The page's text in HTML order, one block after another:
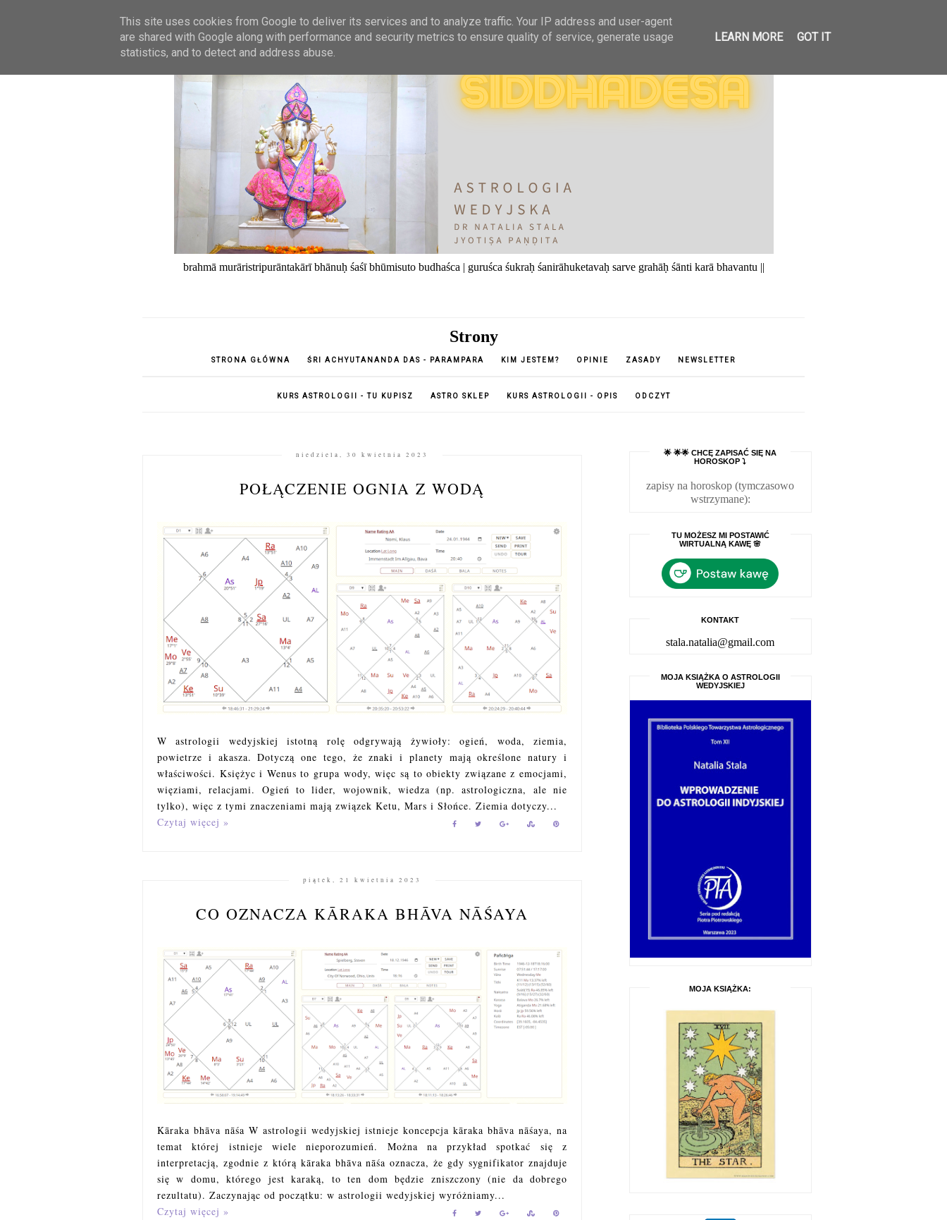
brahmā murāristripurāntakārī bhānuḥ śaśī bhūmisuto budhaśca | guruśca śukraḥ śanirāhuketavaḥ sarve grahāḥ śānti karā bhavantu ||
Strony
STRONA GŁÓWNA ŚRI ACHYUTANANDA DAS - PARAMPARA KIM JESTEM? OPINIE ZASADY NEWSLETTER
KURS ASTROLOGII - TU KUPISZ ASTRO SKLEP KURS ASTROLOGII - OPIS ODCZYT
niedziela, 30 kwietnia 2023
POŁĄCZENIE OGNIA Z WODĄ
W astrologii wedyjskiej istotną rolę odgrywają żywioły: ogień, woda, ziemia,
powietrze i akasza. Dotyczą one tego, że znaki i planety mają określone natury i
właściwości. Księżyc i Wenus to grupa wody, więc są to obiekty związane z emocjami,
więziami, relacjami. Ogień to lider, wojownik, wiedza (np. astrologiczna, ale nie
tylko), więc z tymi znaczeniami mają związek Ketu, Mars i Słońce. Ziemia dotyczy...
Czytaj więcej »
piątek, 21 kwietnia 2023
CO OZNACZA KĀRAKA BHĀVA NĀŚAYA
Kāraka bhāva nāśa W astrologii wedyjskiej istnieje koncepcja kāraka bhāva nāśaya, na
temat której istnieje wiele nieporozumień. Można na przykład spotkać się z
interpretacją, zgodnie z którą kāraka bhāva nāśa oznacza, że gdy sygnifikator znajduje
się w domu, którego jest karaką, to ten dom będzie zniszczony (nie da dobrego
rezultatu). Zaczynając od początku: w astrologii wedyjskiej wyróżniamy...
Czytaj więcej »
🌟 🌟🌟 CHCĘ ZAPISAĆ SIĘ NA
HOROSKOP ⤵
zapisy na horoskop (tymczasowo
wstrzymane):
TU MOŻESZ MI POSTAWIĆ
WIRTUALNĄ KAWĘ 🌸
KONTAKT
stala.natalia@gmail.com
MOJA KSIĄŻKA O ASTROLOGII
WEDYJSKIEJ
MOJA KSIĄŻKA:
This site uses cookies from Google to deliver its services and to analyze traffic. Your IP address and user-agent
are shared with Google along with performance and security metrics to ensure quality of service, generate usage
statistics, and to detect and address abuse.
LEARN MORE GOT IT